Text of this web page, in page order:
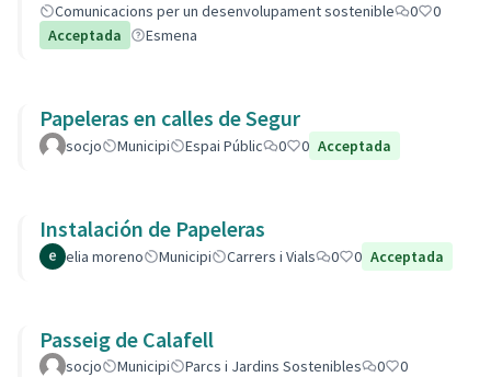
Comunicacions per un desenvolupament sostenible
0
0
Acceptada
Esmena
Papeleras en calles de Segur
socjo Municipi Espai Públic 0 0 Acceptada
Instalación de Papeleras
elia moreno Municipi Carrers i Vials 0 0 Acceptada
Passeig de Calafell
socjo Municipi Parcs i Jardins Sostenibles 0
0